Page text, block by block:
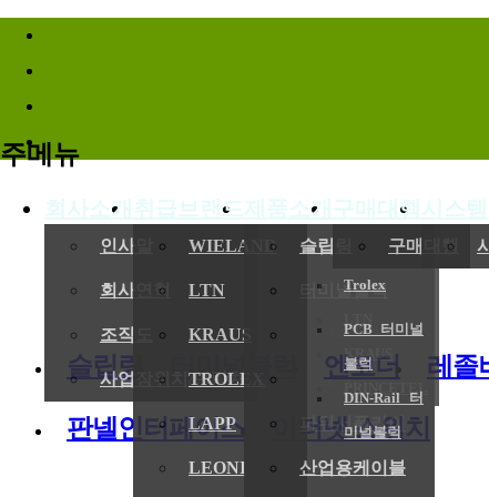
바로가기메뉴
주메뉴
회사소개
인사말
회사연혁
조직도
사업장위치/연락처
취급브랜드
WIELAND
LTN
KRAUS
TROLEX
LAPP
LEONI
제품소개
슬립링
Trolex
KRAUS
PRINCETEL
터미널블럭
PCB 터미널
블럭
DIN-Rail 터
미널블럭
엔코더
레졸버
파워서플라이
산업용케이블
구매대행
구매대행
시스
슬립링 터미널블럭 엔코더 레졸
판넬인터페이스 이더넷 스위치